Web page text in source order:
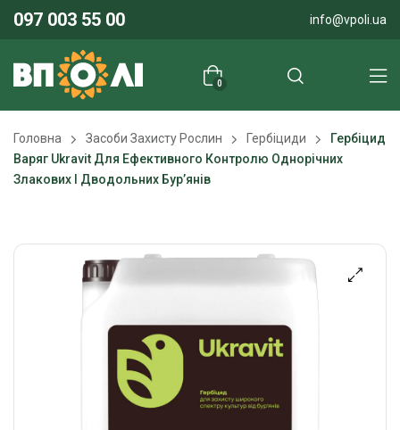
097 003 55 00 info@vpoli.ua
0
Головна Засоби Захисту Рослин Гербіциди
Гербіцид
Варяг Ukravit Для Ефективного Контролю Однорічних
Злакових І Дводольних Бур’янів